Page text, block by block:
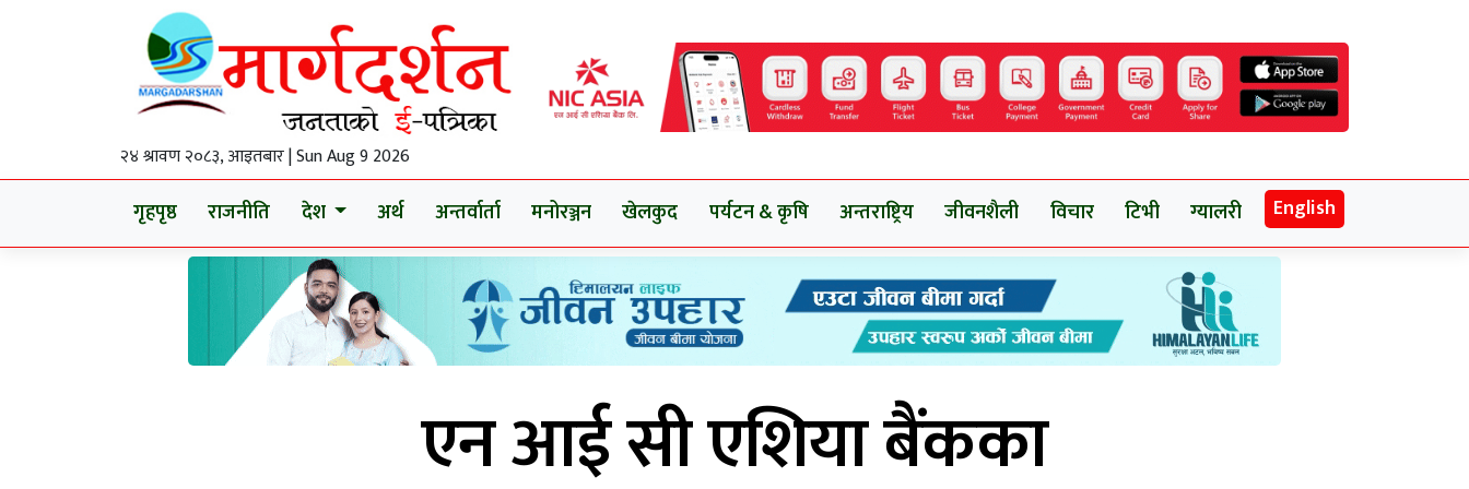
२४ श्रावण २०८३, आइतबार | Sun Aug 9 2026
गृहपृष्ठ राजनीति देश अर्थ अन्तर्वार्ता मनोरञ्जन खेलकुद पर्यटन & कृषि अन्तराष्ट्रिय जीवनशैली विचार टिभी ग्यालरी English
एन आई सी एशिया बैंकका